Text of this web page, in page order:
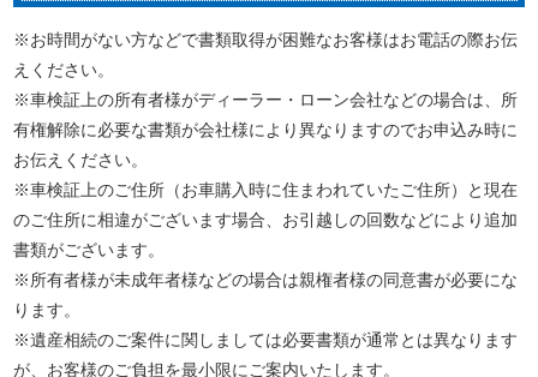
※お時間がない方などで書類取得が困難なお客様はお電話の際お伝
えください。
※車検証上の所有者様がディーラー・ローン会社などの場合は、所
有権解除に必要な書類が会社様により異なりますのでお申込み時に
お伝えください。
※車検証上のご住所（お車購入時に住まわれていたご住所）と現在
のご住所に相違がございます場合、お引越しの回数などにより追加
書類がございます。
※所有者様が未成年者様などの場合は親権者様の同意書が必要にな
ります。
※遺産相続のご案件に関しましては必要書類が通常とは異なります
が、お客様のご負担を最小限にご案内いたします。